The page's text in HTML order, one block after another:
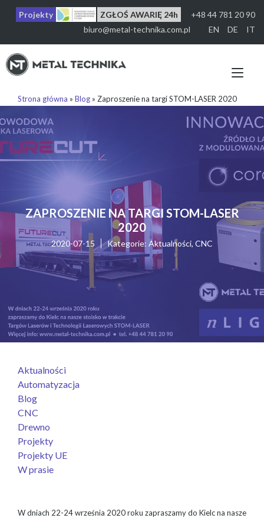
Projekty ZGŁOŚ AWARIĘ 24h
+48 44 781 20 90
biuro@metal-technika.com.pl
EN DE IT
Strona główna » Blog » Zaproszenie na targi STOM-LASER 2020
ZAPROSZENIE NA TARGI STOM-LASER
2020
2020-07-15 Kategorie: Aktualności, CNC
W dniach 22-24 września 2020 roku zapraszamy do Kielc na nasze
Aktualności
Automatyzacja
Blog
CNC
Drewno
Projekty
Projekty UE
W prasie